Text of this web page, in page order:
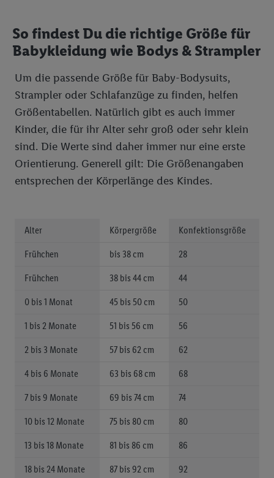
So findest Du die richtige Größe für
Babykleidung wie Bodys & Strampler
Um die passende Größe für Baby-Bodysuits,
Strampler oder Schlafanzüge zu finden, helfen
Größentabellen. Natürlich gibt es auch immer
Kinder, die für ihr Alter sehr groß oder sehr klein
sind. Die Werte sind daher immer nur eine erste
Orientierung. Generell gilt: Die Größenangaben
entsprechen der Körperlänge des Kindes.
Alter Körpergröße Konfektionsgröße
Frühchen bis 38 cm 28
Frühchen 38 bis 44 cm 44
0 bis 1 Monat 45 bis 50 cm 50
1 bis 2 Monate 51 bis 56 cm 56
2 bis 3 Monate 57 bis 62 cm 62
4 bis 6 Monate 63 bis 68 cm 68
7 bis 9 Monate 69 bis 74 cm 74
10 bis 12 Monate 75 bis 80 cm 80
13 bis 18 Monate 81 bis 86 cm 86
18 bis 24 Monate 87 bis 92 cm 92